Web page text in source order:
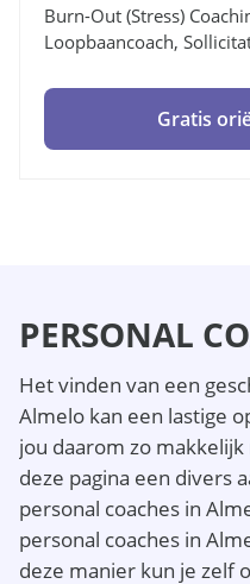
Burn-Out (stress)
Loopbaancoach,
Gratis
PERSONAL
Het vinden van een
Almelo kan een lastige
jou daarom zo
deze pagina een divers
personal coaches in
personal coaches in
deze manier kun je zelf